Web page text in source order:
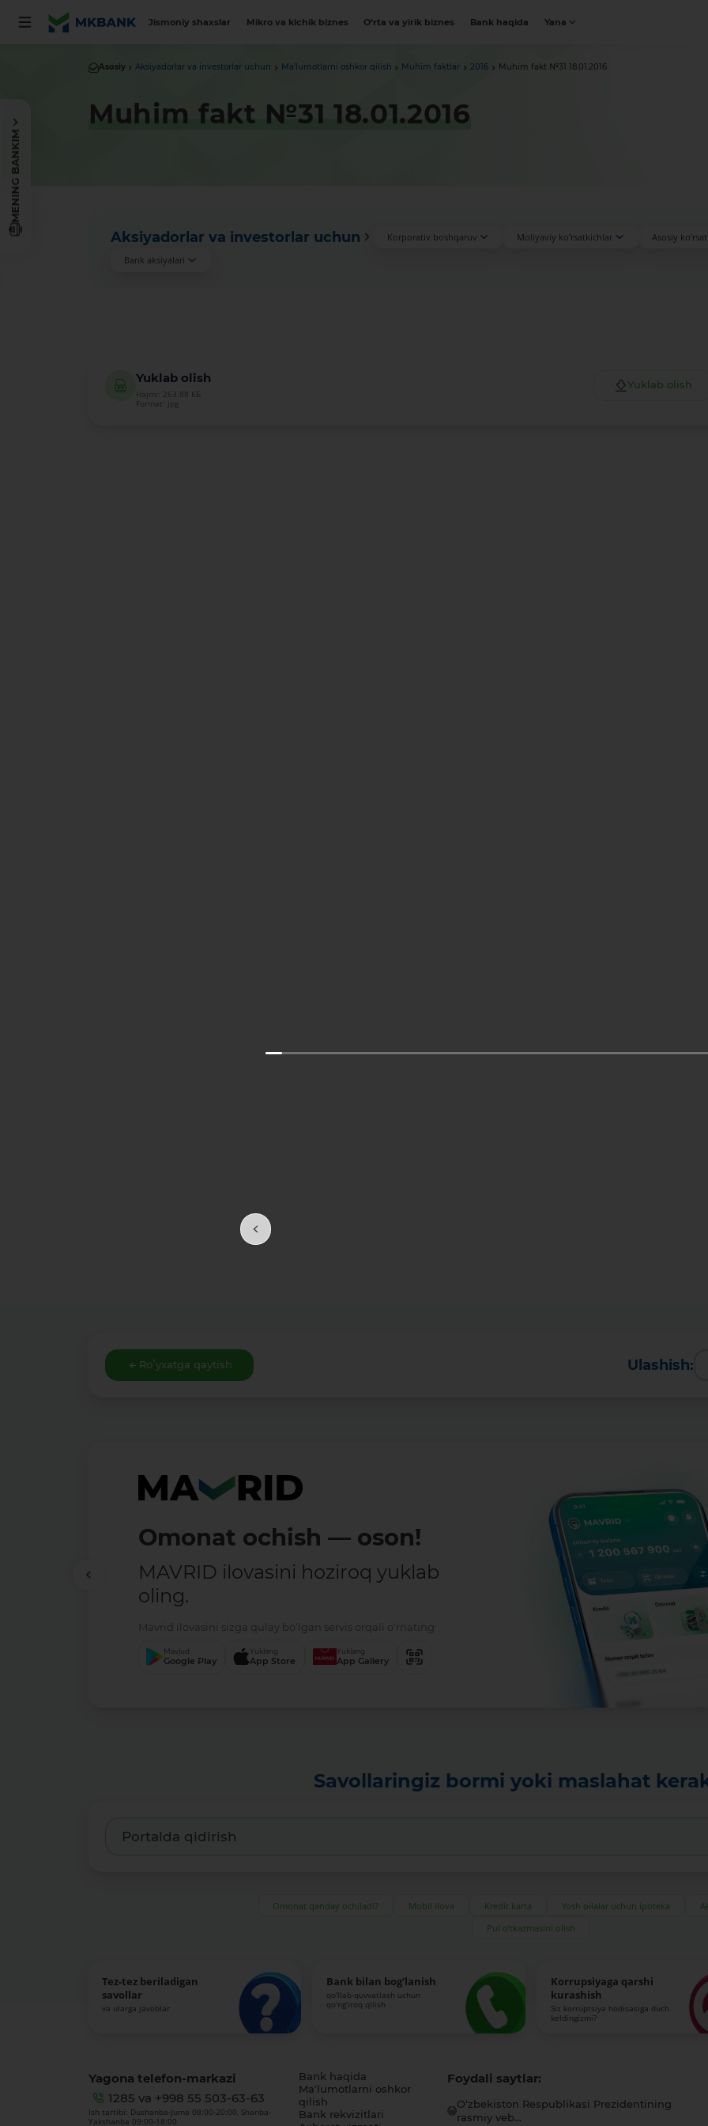
Jismoniy shaxslar Mikro va kichik biznes O‘rta va yirik biznes Bank haqida Yana
MENING BANKIM
Asosiy Aksiyadorlar va investorlar uchun Ma'lumotlarni oshkor qilish Muhim faktlar 2016 Muhim fakt №31 18.01.2016
Muhim fakt №31 18.01.2016
Aksiyadorlar va investorlar uchun Korporativ boshqaruv Moliyaviy ko'rsatkichlar Asosiy
Bank aksiyalari
Yuklab olish
Hajmi: 263.88 КБ
Format: jpg
Yuklab olish
Roʻyxatga qaytish Ulashish:
Omonat ochish — oson!
MAVRID ilovasini hoziroq yuklab
oling.
Mavrid ilovasini sizga qulay bo‘lgan servis orqali o‘rnating:
Mavjud
Google Play
Yuklang
App Store
Yuklang
App Gallery
Savollaringiz bormi yoki maslahat
Omonat qanday ochiladi? Mobil ilova Kredit karta Yosh oilalar uchun ipoteka
Pul o‘tkazmasini olish
Tez-tez beriladigan
savollar
va ularga javoblar
Bank bilan bog‘lanish
qo‘llab-quvvatlash uchun
qo‘ng‘iroq qilish
Korrupsiyaga qarshi
kurashish
Siz korruptsiya hodisasiga duch
keldingizmi?
Yagona telefon-markazi
1285 va +998 55 503-63-63
Ish tartibi: Dushanba-Juma 08:00-20:00, Shanba-
Yakshanba 09:00-18:00
Bank haqida
Ma'lumotlarni oshkor
qilish
Bank rekvizitlari
Foydali saytlar:
O‘zbekiston Respublikasi Prezidentining
rasmiy veb...